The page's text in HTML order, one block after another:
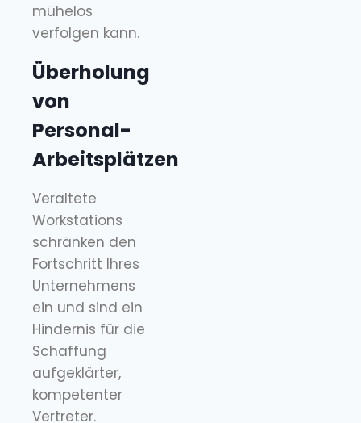
mühelos
verfolgen kann.
Überholung
von
Personal-
Arbeitsplätzen
Veraltete
Workstations
schränken den
Fortschritt Ihres
Unternehmens
ein und sind ein
Hindernis für die
Schaffung
aufgeklärter,
kompetenter
Vertreter.